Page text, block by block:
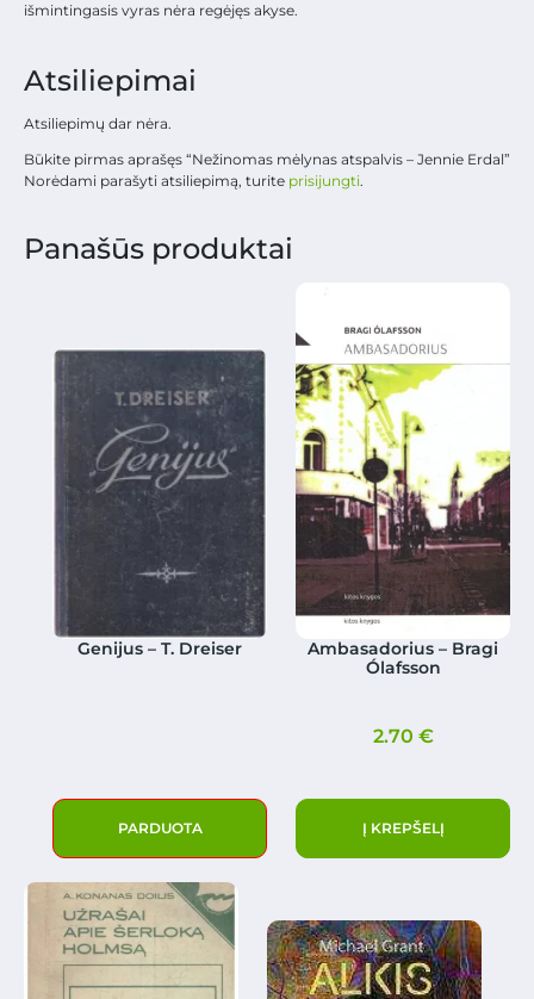
išmintingasis vyras nėra regėjęs akyse.
Atsiliepimai
Atsiliepimų dar nėra.
Būkite pirmas aprašęs “Nežinomas mėlynas atspalvis – Jennie Erdal”
Norėdami parašyti atsiliepimą, turite prisijungti.
Panašūs produktai
Genijus – T. Dreiser
PARDUOTA
Ambasadorius – Bragi
Ólafsson
2.70 €
Į KREPŠELĮ